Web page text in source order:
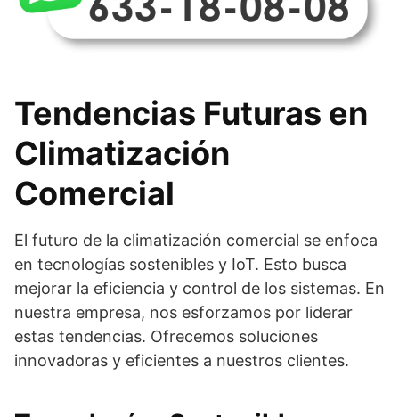
Tendencias Futuras en
Climatización
Comercial
El futuro de la climatización comercial se enfoca
en tecnologías sostenibles y IoT. Esto busca
mejorar la eficiencia y control de los sistemas. En
nuestra empresa, nos esforzamos por liderar
estas tendencias. Ofrecemos soluciones
innovadoras y eficientes a nuestros clientes.